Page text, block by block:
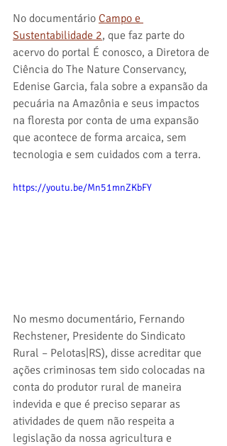
No documentário Campo e
Sustentabilidade 2, que faz parte do
acervo do portal É conosco, a Diretora de
Ciência do The Nature Conservancy,
Edenise Garcia, fala sobre a expansão da
pecuária na Amazônia e seus impactos
na floresta por conta de uma expansão
que acontece de forma arcaica, sem
tecnologia e sem cuidados com a terra.
https://youtu.be/Mn51mnZKbFY
No mesmo documentário, Fernando
Rechstener, Presidente do Sindicato
Rural – Pelotas|RS), disse acreditar que
ações criminosas tem sido colocadas na
conta do produtor rural de maneira
indevida e que é preciso separar as
atividades de quem não respeita a
legislação da nossa agricultura e